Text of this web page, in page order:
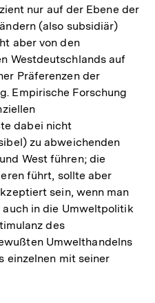
nur auf der Ebene der
(also subsidiär)
aber von den
Westdeutschlands auf
Präferenzen der
Empirische Forschung
dabei nicht
zu abweichenden
West führen; die
führt, sollte aber
sein, wenn man
in die Umweltpolitik
des
Umwelthandelns
einzelnen mit seiner